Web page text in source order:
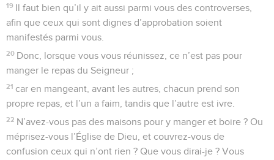
19 Il faut bien qu’il y ait aussi parmi vous des controverses,
afin que ceux qui sont dignes d’approbation soient
manifestés parmi vous.
20 Donc, lorsque vous vous réunissez, ce n’est pas pour
manger le repas du Seigneur ;
21 car en mangeant, avant les autres, chacun prend son
propre repas, et l’un a faim, tandis que l’autre est ivre.
22 N’avez-vous pas des maisons pour y manger et boire ? Ou
méprisez-vous l’Église de Dieu, et couvrez-vous de
confusion ceux qui n’ont rien ? Que vous dirai-je ? Vous